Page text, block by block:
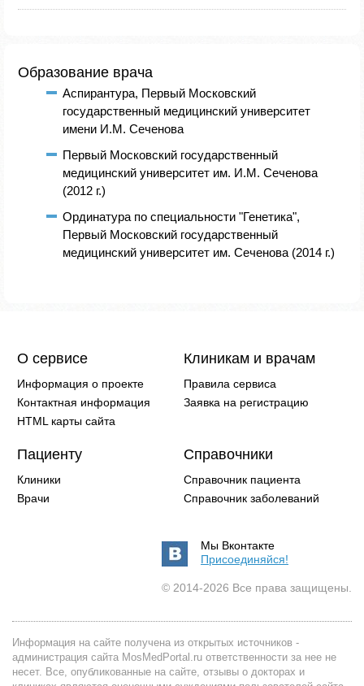
Образование врача
Аспирантура, Первый Московский
государственный медицинский университет
имени И.М. Сеченова
Первый Московский государственный
медицинский университет им. И.М. Сеченова
(2012 г.)
Ординатура по специальности "Генетика",
Первый Московский государственный
медицинский университет им. Сеченова (2014 г.)
О сервисе
Информация о проекте
Контактная информация
HTML карты сайта
Клиникам и врачам
Правила сервиса
Заявка на регистрацию
Пациенту
Клиники
Врачи
Справочники
Справочник пациента
Справочник заболеваний
Мы Вконтакте
Присоединяйся!
© 2014-2026 Все права защищены.
Информация на сайте получена из открытых источников -
администрация сайта MosMedPortal.ru ответственности за нее не
несет. Все, опубликованные на сайте, отзывы о докторах и